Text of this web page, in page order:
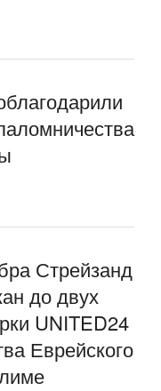
Стрейзанд
до двух
UNITED24
Еврейского